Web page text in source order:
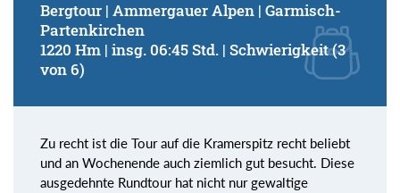
Bergtour | Ammergauer Alpen | Garmisch-
Partenkirchen
1220 Hm | insg. 06:45 Std. | Schwierigkeit (3
von 6)
Zu recht ist die Tour auf die Kramerspitz recht beliebt
und an Wochenende auch ziemlich gut besucht. Diese
ausgedehnte Rundtour hat nicht nur gewaltige